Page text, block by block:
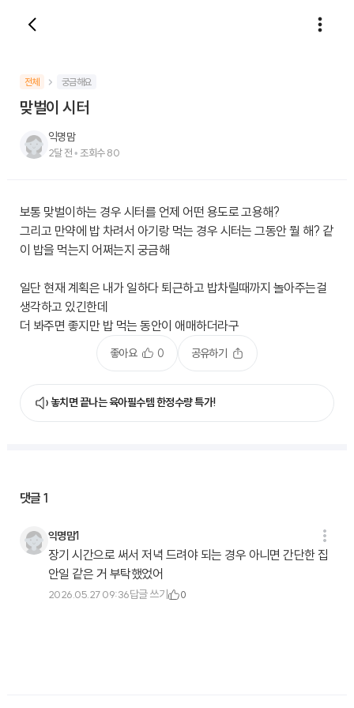
전체 궁금해요
맞벌이 시터
익명맘
2달 전 • 조회수80
보통 맞벌이하는 경우 시터를 언제 어떤 용도로 고용해?
그리고 만약에 밥 차려서 아기랑 먹는 경우 시터는 그동안 뭘 해? 같
이 밥을 먹는지 어쩌는지 궁금해
일단 현재 계획은 내가 일하다 퇴근하고 밥차릴때까지 놀아주는걸
생각하고 있긴한데
더 봐주면 좋지만 밥 먹는 동안이 애매하더라구
좋아요 0 공유하기
놓치면 끝나는 육아필수템 한정수량 특가!
댓글1
익명맘1
장기 시간으로 써서 저녁 드려야 되는 경우 아니면 간단한 집
안일 같은 거 부탁했었어
2026.05.27 09:36답글 쓰기 0